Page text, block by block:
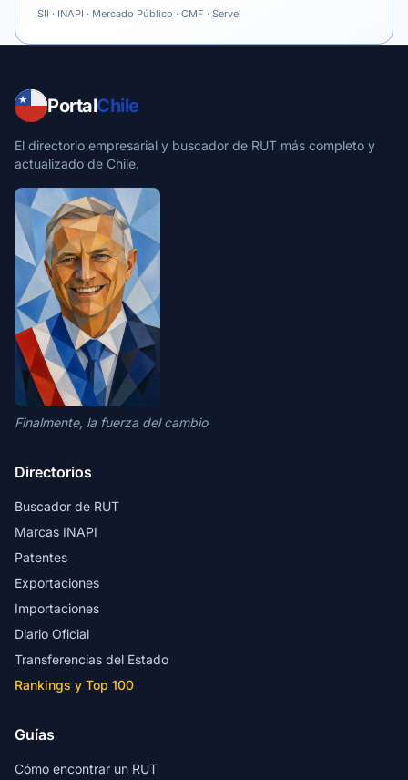
SII · INAPI · Mercado Público · CMF · Servel
PortalChile
El directorio empresarial y buscador de RUT más completo y
actualizado de Chile.
Finalmente, la fuerza del cambio
Directorios
Buscador de RUT
Marcas INAPI
Patentes
Exportaciones
Importaciones
Diario Oficial
Transferencias del Estado
Rankings y Top 100
Guías
Cómo encontrar un RUT